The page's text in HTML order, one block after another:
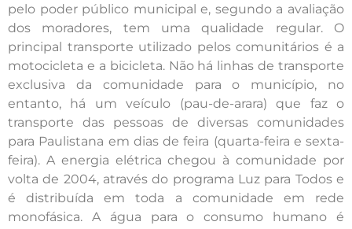
pelo poder público municipal e, segundo a avaliação
dos moradores, tem uma qualidade regular. O
principal transporte utilizado pelos comunitários é a
motocicleta e a bicicleta. Não há linhas de transporte
exclusiva da comunidade para o município, no
entanto, há um veículo (pau-de-arara) que faz o
transporte das pessoas de diversas comunidades
para Paulistana em dias de feira (quarta-feira e sexta-
feira). A energia elétrica chegou à comunidade por
volta de 2004, através do programa Luz para Todos e
é distribuída em toda a comunidade em rede
monofásica. A água para o consumo humano é